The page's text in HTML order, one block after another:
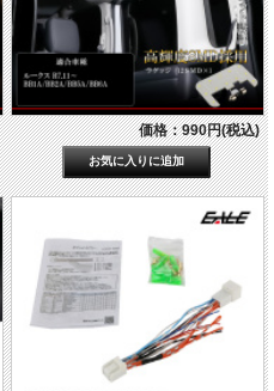
価格：990円(税込)